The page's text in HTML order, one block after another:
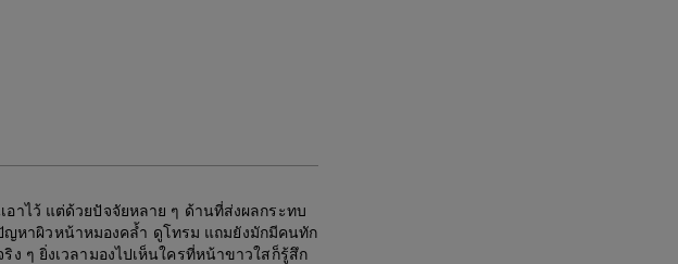
าไว้ แต่ด้วยปัจจัยหลาย ๆ ด้านที่ส่งผลกระทบ
หาผิวหน้าหมองคล้ำ ดูโทรม แถมยังมักมีคนทัก
ง ๆ ยิ่งเวลามองไปเห็นใครที่หน้าขาวใสก็รู้สึก